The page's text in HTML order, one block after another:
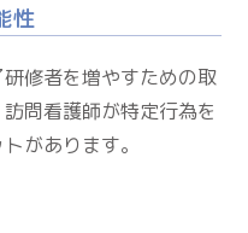
性
修者を増やすための取
問看護師が特定行為を
があります。